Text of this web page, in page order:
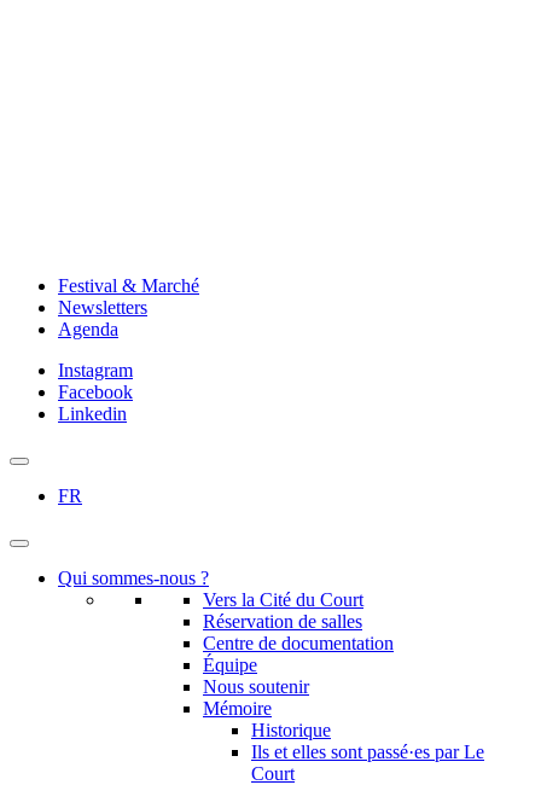
Festival & Marché
Newsletters
Agenda
Instagram
Facebook
Linkedin
FR
Qui sommes-nous ?
Vers la Cité du Court
Réservation de salles
Centre de documentation
Équipe
Nous soutenir
Mémoire
Historique
Ils et elles sont passé·es par Le
Court